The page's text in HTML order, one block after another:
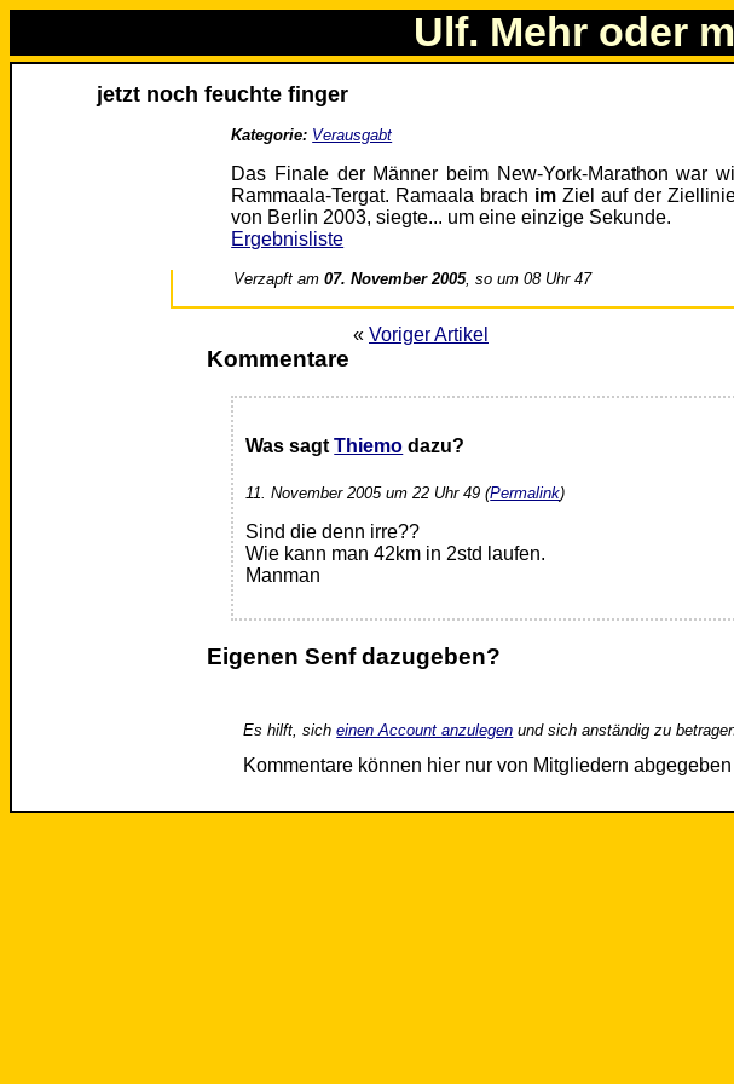
Ulf. Mehr oder
jetzt noch feuchte finger
Kategorie: Verausgabt
Das Finale der Männer beim New-York-Marathon war
Rammaala-Tergat. Ramaala brach imZiel auf der
von Berlin 2003, siegte... um eine einzige Sekunde.
Ergebnisliste
Verzapft am07. November 2005, so um 08 Uhr 47
« Voriger Artikel
Kommentare
Was sagtThiemo dazu?
11. November 2005 um 22 Uhr 49 (Permalink)
Sind die denn irre??
Wie kann man 42km in 2std laufen.
Manman
Eigenen Senf dazugeben?
Es hilft, sicheinen Account anzulegen und sich anständig zu
Kommentare können hier nur von Mitgliedern